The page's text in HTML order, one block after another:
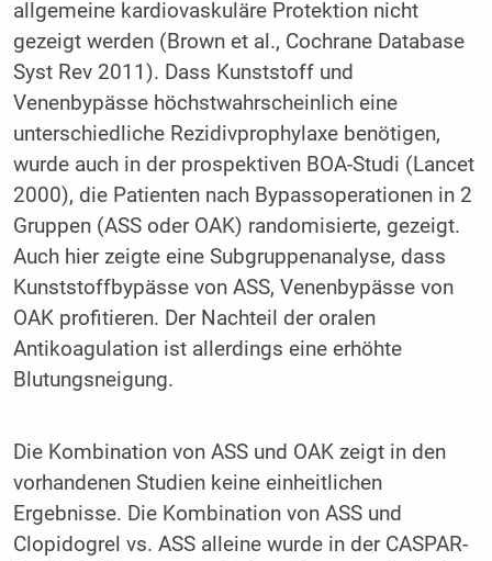
allgemeine kardiovaskuläre Protektion nicht
gezeigt werden (Brown et al., Cochrane Database
Syst Rev 2011). Dass Kunststoff und
Venenbypässe höchstwahrscheinlich eine
unterschiedliche Rezidivprophylaxe benötigen,
wurde auch in der prospektiven BOA-Studi (Lancet
2000), die Patienten nach Bypassoperationen in 2
Gruppen (ASS oder OAK) randomisierte, gezeigt.
Auch hier zeigte eine Subgruppenanalyse, dass
Kunststoffbypässe von ASS, Venenbypässe von
OAK profitieren. Der Nachteil der oralen
Antikoagulation ist allerdings eine erhöhte
Blutungsneigung.
Die Kombination von ASS und OAK zeigt in den
vorhandenen Studien keine einheitlichen
Ergebnisse. Die Kombination von ASS und
Clopidogrel vs. ASS alleine wurde in der CASPAR-